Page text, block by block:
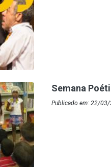
Semana
Publicado em: 22/03/